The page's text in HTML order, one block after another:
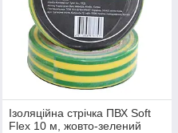
Ізоляційна стрічка ПВХ Soft
Flex 10 м, жовто-зелений